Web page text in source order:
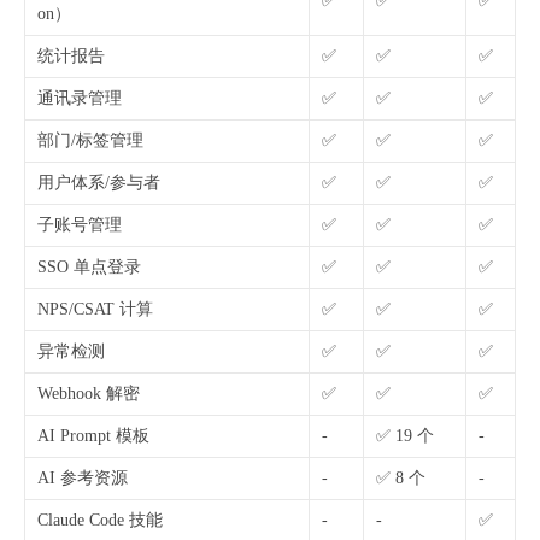
on）
统计报告 ✅ ✅ ✅
通讯录管理 ✅ ✅ ✅
部门/标签管理 ✅ ✅ ✅
用户体系/参与者 ✅ ✅ ✅
子账号管理 ✅ ✅ ✅
SSO 单点登录 ✅ ✅ ✅
NPS/CSAT 计算 ✅ ✅ ✅
异常检测 ✅ ✅ ✅
Webhook 解密 ✅ ✅ ✅
AI Prompt 模板 - ✅ 19 个 -
AI 参考资源 - ✅ 8 个 -
Claude Code 技能 - - ✅